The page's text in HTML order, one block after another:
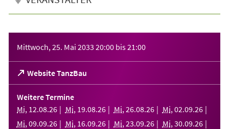
Mittwoch, 25. Mai 2033 20:00 bis21:00
Website TanzBau
(Öffnet
in
einem
neuen
Tab)
Weitere Termine
Mi, 12.08.26 Mi, 19.08.26 Mi, 26.08.26 Mi, 02.09.26
Mi, 09.09.26 Mi, 16.09.26 Mi, 23.09.26 Mi, 30.09.26